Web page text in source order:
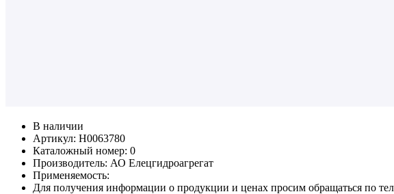
В наличии
Артикул: Н0063780
Каталожный номер: 0
Производитель: АО Елецгидроагрегат
Применяемость:
Для получения информации о продукции и ценах просим обращаться по